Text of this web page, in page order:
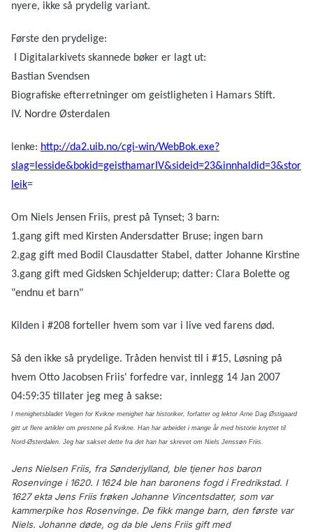
nyere, ikke så prydelig variant.
Første den prydelige:
I Digitalarkivets skannede bøker er lagt ut:
Bastian Svendsen
Biografiske efterretninger om geistligheten i Hamars Stift.
IV. Nordre Østerdalen
lenke: http://da2.uib.no/cgi-win/WebBok.exe?
slag=lesside&bokid=geisthamarIV&sideid=23&innhaldid=3&stor
leik=
Om Niels Jensen Friis, prest på Tynset; 3 barn:
1.gang gift med Kirsten Andersdatter Bruse; ingen barn
2.gag gift med Bodil Clausdatter Stabel, datter Johanne Kirstine
3.gang gift med Gidsken Schjelderup; datter: Clara Bolette og
"endnu et barn"
Kilden i #208 forteller hvem som var i live ved farens død.
Så den ikke så prydelige. Tråden henvist til i #15, Løsning på
hvem Otto Jacobsen Friis' forfedre var, innlegg 14 Jan 2007
04:59:35 tillater jeg meg å sakse:
I menighetsbladet Vegen for Kvikne menighet har historiker, forfatter og lektor Arne Dag Østigaard
gitt ut flere artikler om prestene på Kvikne. Han har arbeidet i mange år med historie knyttet til
Nord-Østerdalen. Jeg har sakset dette fra det han har skrevet om Niels Jenssøn Friis.
Jens Nielsen Friis, fra Sønderjylland, ble tjener hos baron
Rosenvinge i 1620. I 1624 ble han baronens fogd i Fredrikstad. I
1627 ekta Jens Friis frøken Johanne Vincentsdatter, som var
kammerpike hos Rosenvinge. De fikk mange barn, den første var
Niels. Johanne døde, og da ble Jens Friis gift med